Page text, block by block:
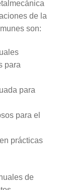
de la
son:
para
para
para el
prácticas
de